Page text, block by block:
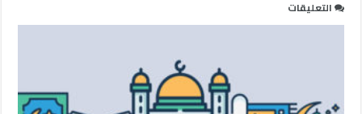
التعليقات
تطبيقات
الدراسي